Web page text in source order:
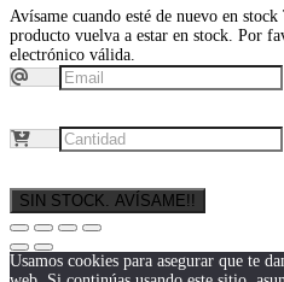
Avísame cuando esté de nuevo en stock
producto vuelva a estar en stock. Por
electrónico válida.
SIN STOCK. AVÍSAME!!
Usamos cookies para asegurar que te